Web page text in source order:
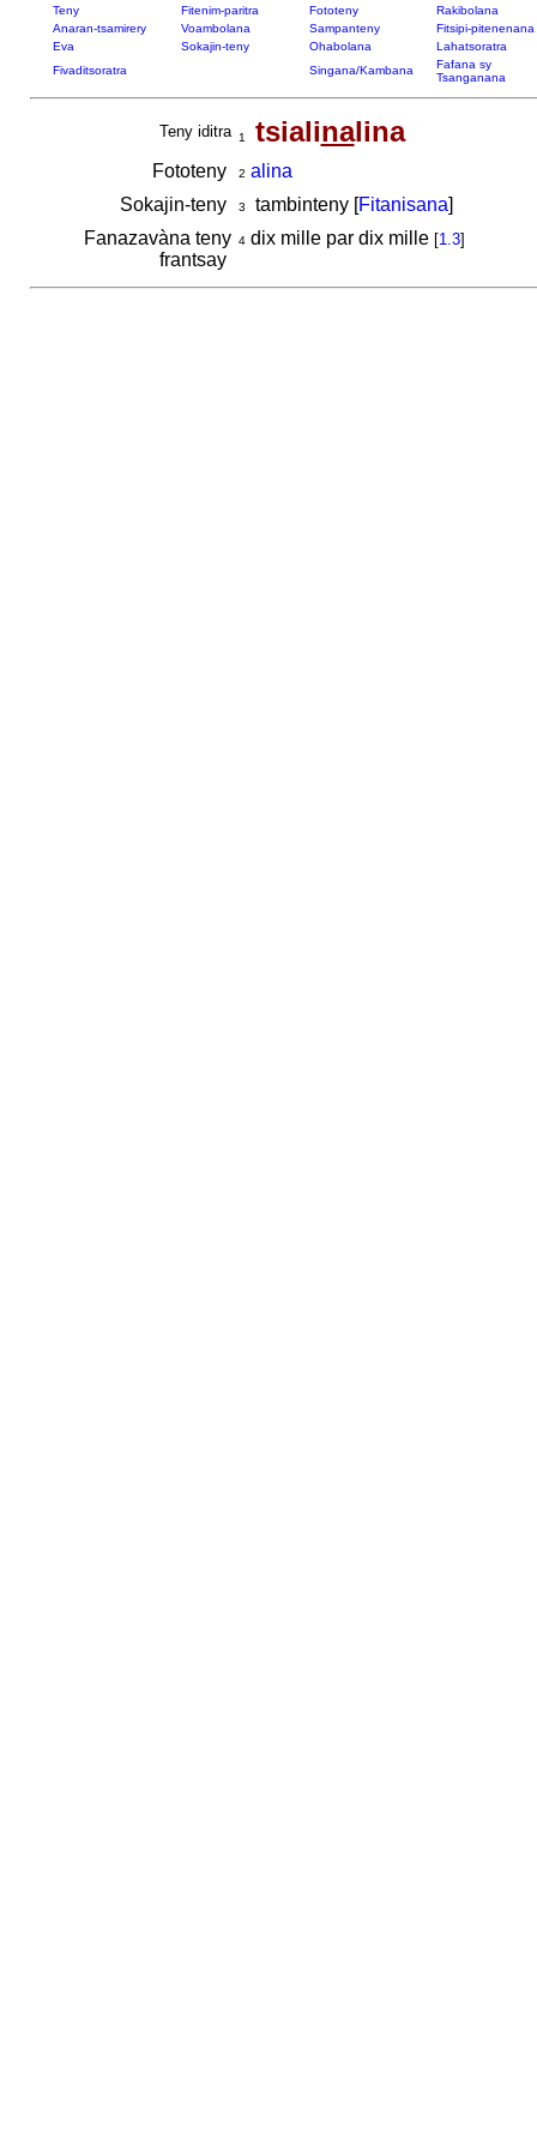
Teny Fitenim-paritra Fototeny
Rakibolana
Anaran-tsamirery
Voambolana Sampanteny
Fitsipi-pitenenana
Eva
Sokajin-teny Ohabolana
Lahatsoratra
Fivaditsoratra
Singana/Kambana
Fafana sy
Tsanganana
Teny iditra 1 tsialinalina
Fototeny 2 alina
Sokajin-teny
3 tambinteny [Fitanisana]
Fanazavàna teny
frantsay
4dix mille par dix mille [1.3]